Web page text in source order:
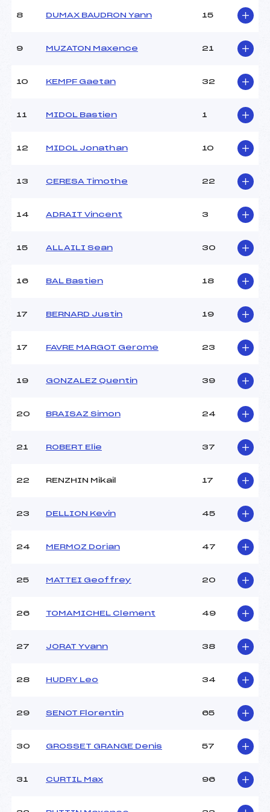
Ouvreurs C :
BEAU
12H45
MAZUEL CYRIL (FRA)
Ouvreurs B :
Ouvreurs D :
Température arrivée :
8 DUMAX BAUDRON Yann 15
9 MUZATON Maxence 21
10 KEMPF Gaetan 32
11 MIDOL Bastien 1
12 MIDOL Jonathan 10
13 CERESA Timothe 22
14 ADRAIT Vincent 3
15 ALLAILI Sean 30
16 BAL Bastien 18
17 BERNARD Justin 19
17 FAVRE MARGOT Gerome 23
19 GONZALEZ Quentin 39
20 BRAISAZ Simon 24
21 ROBERT Elie 37
22 RENZHIN Mikail 17
23 DELLION Kevin 45
24 MERMOZ Dorian 47
25 MATTEI Geoffrey 20
26 TOMAMICHEL Clement 49
27 JORAT Yvann 38
28 HUDRY Leo 34
29 SENOT Florentin 65
30 GROSSET GRANGE Denis 57
31 CURTIL Max 96